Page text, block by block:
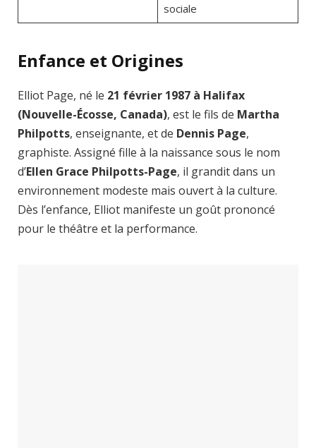
sociale
Enfance et Origines
Elliot Page, né le 21 février 1987 à Halifax
(Nouvelle-Écosse, Canada), est le fils de Martha
Philpotts, enseignante, et de Dennis Page,
graphiste. Assigné fille à la naissance sous le nom
d’Ellen Grace Philpotts-Page, il grandit dans un
environnement modeste mais ouvert à la culture.
Dès l’enfance, Elliot manifeste un goût prononcé
pour le théâtre et la performance.